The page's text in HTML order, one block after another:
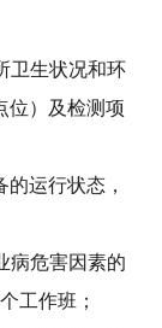
卫生状况和环
位）及检测项
运行状态，
病危害因素的
个工作班；